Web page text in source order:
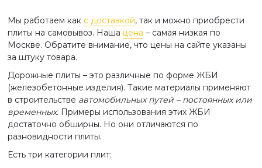
Мы работаем как с доставкой, так и можно приобрести
плиты на самовывоз. Наша цена – самая низкая по
Москве. Обратите внимание, что цены на сайте указаны
за штуку товара.
Дорожные плиты – это различные по форме ЖБИ
(железобетонные изделия). Такие материалы применяют
в строительстве автомобильных путей – постоянных или
временных. Примеры использования этих ЖБИ
достаточно обширны. Но они отличаются по
разновидности плиты.
Есть три категории плит: